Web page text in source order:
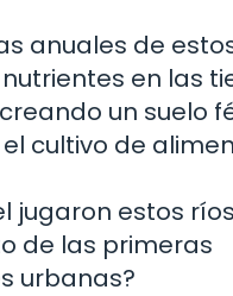
anuales de
en las
un suelo
cultivo de
jugaron estos
de las primeras
urbanas?